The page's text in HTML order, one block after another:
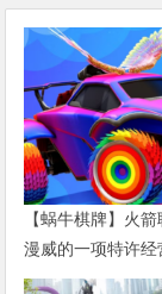
【蜗牛棋牌】火
漫威的一项特许经